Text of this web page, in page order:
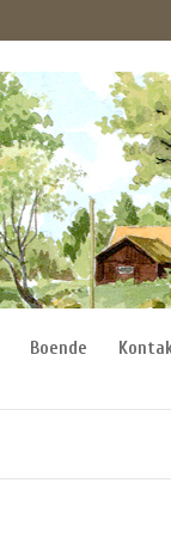
Boende